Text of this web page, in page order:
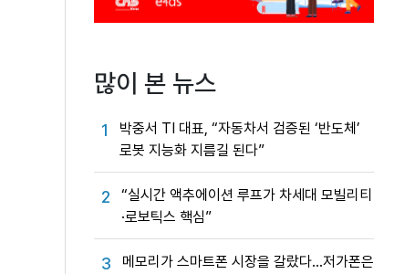
많이 본 뉴스
1
박중서 TI 대표, “자동차서 검증된 ‘반도체’
로봇 지능화 지름길 된다”
2
“실시간 액추에이션 루프가 차세대 모빌리티
·로보틱스 핵심”
3
메모리가 스마트폰 시장을 갈랐다…저가폰은